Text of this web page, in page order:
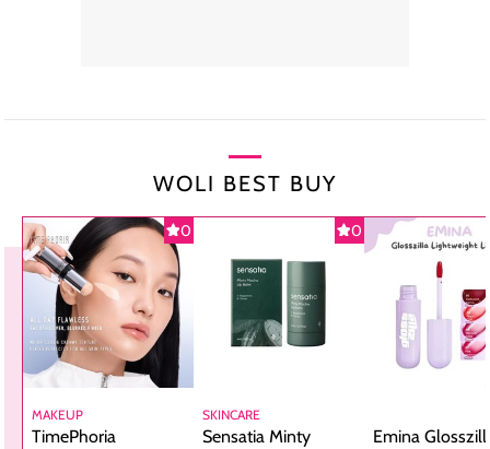
WOLI BEST BUY
0
MAKEUP
TimePhoria
0
SKINCARE
Sensatia Minty Emina